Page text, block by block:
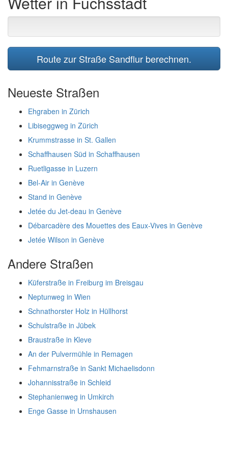
Route zur Straße Sandflur berechnen.
Neueste Straßen
Ehgraben in Zürich
Libiseggweg in Zürich
Krummstrasse in St. Gallen
Schaffhausen Süd in Schaffhausen
Ruetligasse in Luzern
Bel-Air in Genève
Stand in Genève
Jetée du Jet-deau in Genève
Débarcadère des Mouettes des Eaux-Vives in Genève
Jetée Wilson in Genève
Andere Straßen
Küferstraße in Freiburg im Breisgau
Neptunweg in Wien
Schnathorster Holz in Hüllhorst
Schulstraße in Jübek
Braustraße in Kleve
An der Pulvermühle in Remagen
Fehmarnstraße in Sankt Michaelisdonn
Johannisstraße in Schleid
Stephanienweg in Umkirch
Enge Gasse in Urnshausen